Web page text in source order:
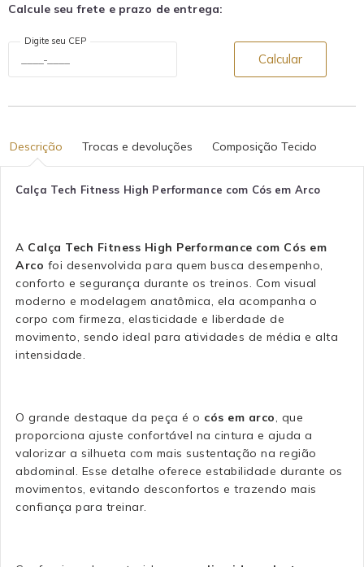
Calcule seu frete e prazo de entrega:
Digite seu CEP
Calcular
Descrição Trocas e devoluções Composição Tecido
Calça Tech Fitness High Performance com Cós em Arco
A Calça Tech Fitness High Performance com Cós em
Arco foi desenvolvida para quem busca desempenho,
conforto e segurança durante os treinos. Com visual
moderno e modelagem anatômica, ela acompanha o
corpo com firmeza, elasticidade e liberdade de
movimento, sendo ideal para atividades de média e alta
intensidade.
O grande destaque da peça é o cós em arco , que
proporciona ajuste confortável na cintura e ajuda a
valorizar a silhueta com mais sustentação na região
abdominal. Esse detalhe oferece estabilidade durante os
movimentos, evitando desconfortos e trazendo mais
confiança para treinar.